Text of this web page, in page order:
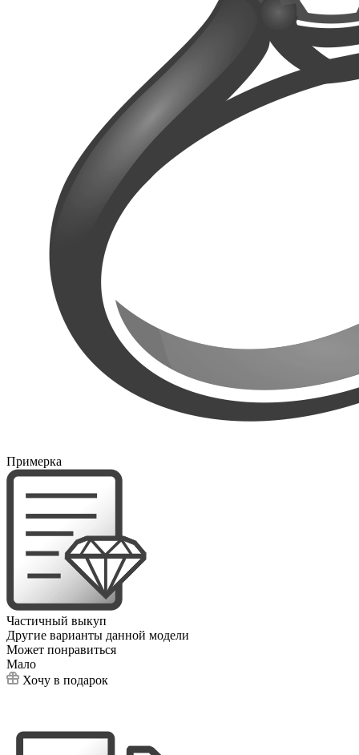
Примерка
Частичный выкуп
Другие варианты данной модели
Может понравиться
Мало
Хочу в подарок